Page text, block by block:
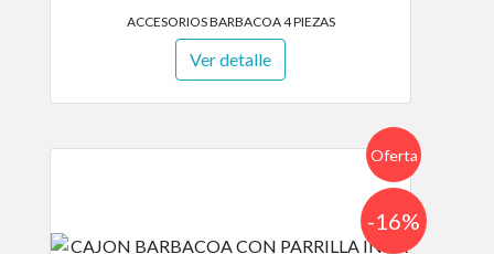
ACCESORIOS BARBACOA 4 PIEZAS
Ver detalle
Oferta
-16%